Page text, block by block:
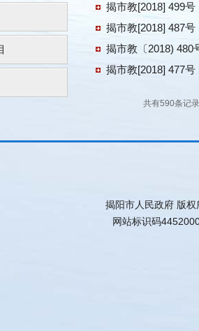
揭市教[2018] 499
揭市教[2018] 487
揭市教〔2018) 480
揭市教[2018] 477
共有590条记录
揭阳市人民政府 版
网站标识码